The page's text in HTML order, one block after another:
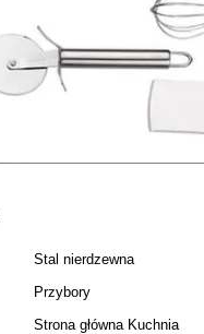
Stal nierdzewna
Przybory
Strona główna Kuchnia